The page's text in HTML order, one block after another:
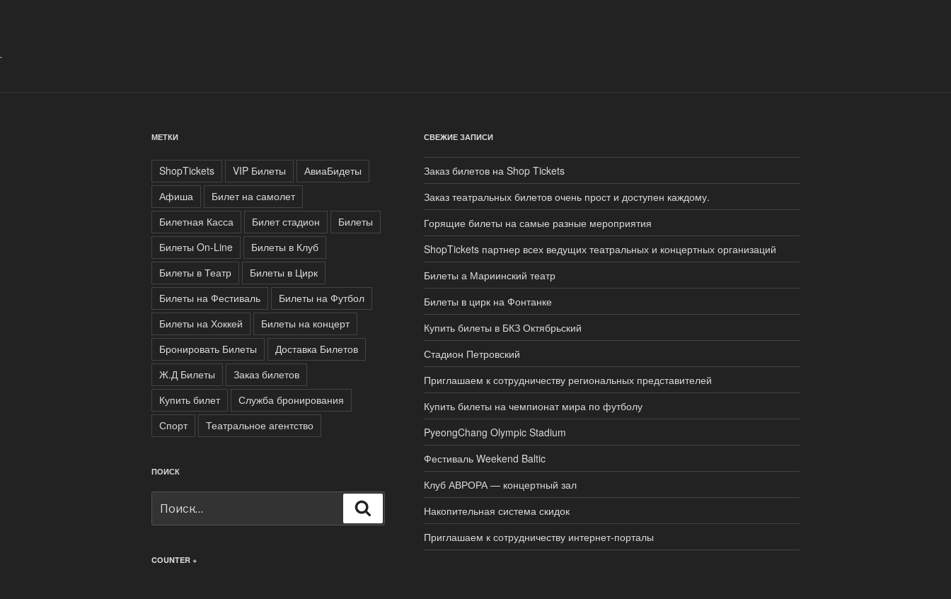
.
МЕТКИ
ShopTickets VIP Билеты
АвиаБидеты
Афиша
Билет на самолет
Билетная Касса
Билет стадион
Билеты
Билеты On-Line
Билеты в Клуб
Билеты в Театр
Билеты в Цирк
Билеты на Фестиваль
Билеты на Футбол
Билеты на Хоккей
Билеты на концерт
Бронировать Билеты
Доставка Билетов
Ж.Д Билеты
Заказ билетов
Купить билет
Служба бронирования
Спорт
Театральное агентство
ПОИСК
COUNTER +
СВЕЖИЕ ЗАПИСИ
Заказ билетов на Shop Tickets
Заказ театральных билетов очень прост и доступен каждому.
Горящие билеты на самые разные мероприятия
ShopTickets партнер всех ведущих театральных и концертных организаций
Билеты а Мариинский театр
Билеты в цирк на Фонтанке
Купить билеты в БКЗ Октябрьский
Стадион Петровский
Приглашаем к сотрудничеству региональных представителей
Купить билеты на чемпионат мира по футболу
PyeongChang Olympic Stadium
Фестиваль Weekend Baltic
Клуб АВРОРА — концертный зал
Накопительная система скидок
Приглашаем к сотрудничеству интернет-порталы